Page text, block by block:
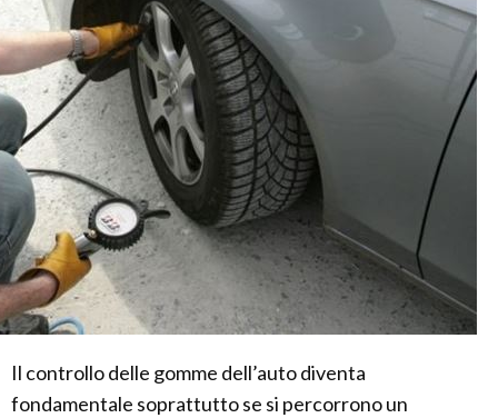
Il controllo delle gomme dell’auto diventa
fondamentale soprattutto se si percorrono un